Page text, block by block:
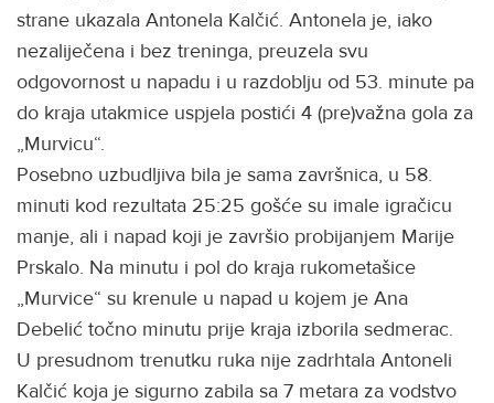
strane ukazala Antonela Kalčić. Antonela je, iako
nezaliječena i bez treninga, preuzela svu
odgovornost u napadu i u razdoblju od 53. minute pa
do kraja utakmice uspjela postići 4 (pre)važna gola za
„Murvicu“.
Posebno uzbudljiva bila je sama završnica, u 58.
minuti kod rezultata 25:25 gošće su imale igračicu
manje, ali i napad koji je završio probijanjem Marije
Prskalo. Na minutu i pol do kraja rukometašice
„Murvice“ su krenule u napad u kojem je Ana
Debelić točno minutu prije kraja izborila sedmerac.
U presudnom trenutku ruka nije zadrhtala Antoneli
Kalčić koja je sigurno zabila sa 7 metara za vodstvo